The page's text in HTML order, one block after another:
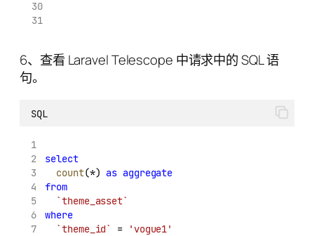
6、查看 Laravel Telescope 中请求中的 SQL 语
句。
SQL
select
count(*) as aggregate
from
`theme_asset`
where
`theme_id`
= 'vogue1'